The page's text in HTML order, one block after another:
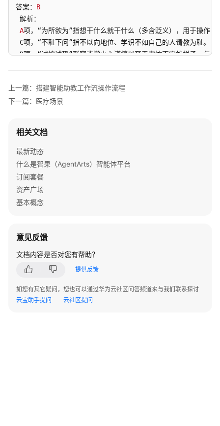
AgentArts
最
佳
实
总
实
工
作
流
实
评
估
实
践
客
服
答案： B
解析：
A项，“为所欲为”指想干什么就干什么（多含贬义），用于操作
C项，“不耻下问”指不以向地位、学识不如自己的人请教为耻。
D项，“诚惶诚恐”形容非常小心谨慎以至于害怕不安的样子。与“
A. 通过这次社会调查，使我们更加了解了社会的现状。
B. 有没有健康的身体，是能做好工作的前提。
答案：C
解析：
A 项，成分残缺，缺少主语，应删去“通过”或“使”。
项，两面对一面，前面“有没有”是两面，后面“能”是一面，前后
C项没有语病。
(1) 却话巴山夜雨时。（李商隐《夜雨寄北》）
(2) 海日生残夜。（王湾《次北固山下》）
3) 《论语》中阐述学习与思考的辩证关系的句子是：，。
(1) 何当共剪西窗烛
(2) 江春入旧年
上一篇：搭建智能助教工作流操作流程
下一篇：医疗场景
相关文档
最新动态
什么是智果（AgentArts）智能体平台
订阅套餐
资产广场
基本概念
意见反馈
文档内容是否对您有帮助？
提供反馈
如您有其它疑问，您也可以通过华为云社区问答频道来与我们联系探讨
云宝助手提问
云社区提问